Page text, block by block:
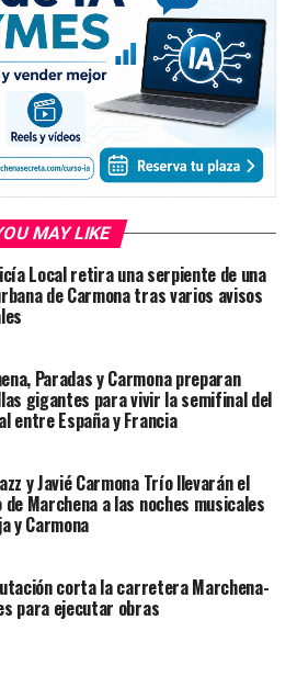
MAY LIKE
Local retira una serpiente de una
de Carmona tras varios avisos
Paradas y Carmona preparan
gigantes para vivir la semifinal del
entre España y Francia
y Javié Carmona Trío llevarán el
de Marchena a las noches musicales
y Carmona
corta la carretera Marchena-
para ejecutar obras